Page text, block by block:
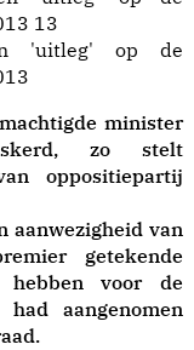
minister
zo stelt
oppositiepartij
aanwezigheid van
getekende
voor de
aangenomen